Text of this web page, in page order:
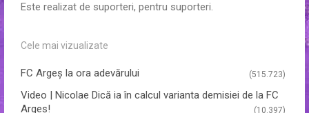
Este realizat de suporteri, pentru suporteri.
Cele mai vizualizate
FC Argeş la ora adevărului (515.723)
Video | Nicolae Dică ia în calcul varianta demisiei de la FC
Argeș!
(10.397)